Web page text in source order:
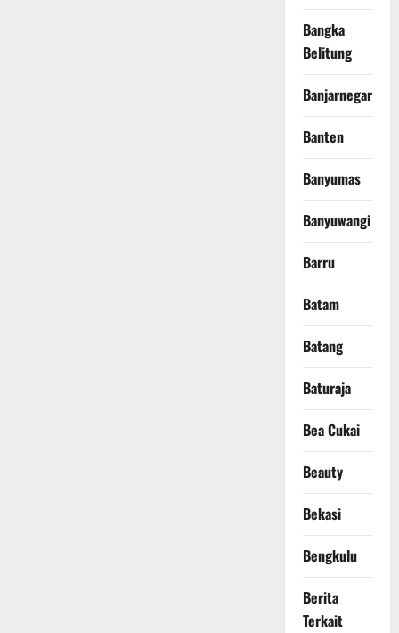
Bangka
Belitung
Banjarnegara
Banten
Banyumas
Banyuwangi
Barru
Batam
Batang
Baturaja
Bea Cukai
Beauty
Bekasi
Bengkulu
Berita
Terkait